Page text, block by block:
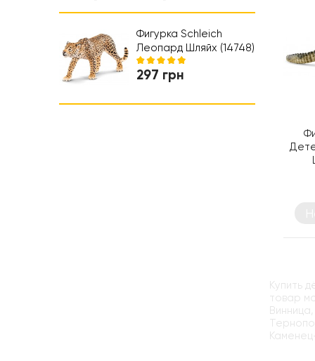
Коляски и автокресла
Фигурка Schleich
Леопард Шляйх (14748)
297 грн
Купить
товар